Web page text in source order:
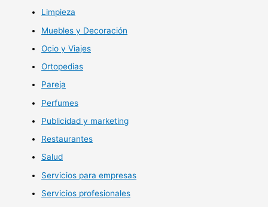
Limpieza
Muebles y Decoración
Ocio y Viajes
Ortopedias
Pareja
Perfumes
Publicidad y marketing
Restaurantes
Salud
Servicios para empresas
Servicios profesionales